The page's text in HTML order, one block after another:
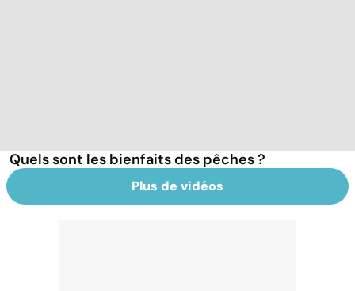
Quels sont les bienfaits des pêches ?
Plus de vidéos